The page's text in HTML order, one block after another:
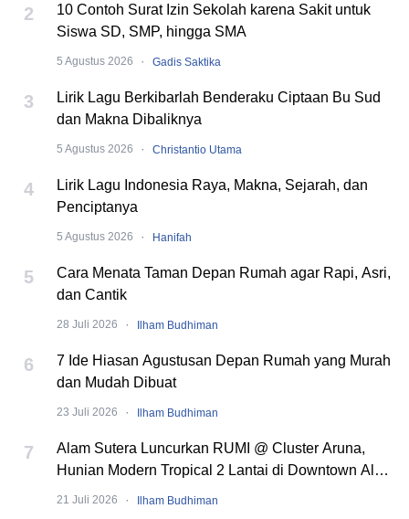
2
10 Contoh Surat Izin Sekolah karena Sakit untuk
Siswa SD, SMP, hingga SMA
5 Agustus 2026 · Gadis Saktika
3
Lirik Lagu Berkibarlah Benderaku Ciptaan Bu Sud
dan Makna Dibaliknya
5 Agustus 2026 · Christantio Utama
4
Lirik Lagu Indonesia Raya, Makna, Sejarah, dan
Penciptanya
5 Agustus 2026 · Hanifah
5
Cara Menata Taman Depan Rumah agar Rapi, Asri,
dan Cantik
28 Juli 2026 · Ilham Budhiman
6
7 Ide Hiasan Agustusan Depan Rumah yang Murah
dan Mudah Dibuat
23 Juli 2026 · Ilham Budhiman
7
Alam Sutera Luncurkan RUMI @ Cluster Aruna,
Hunian Modern Tropical 2 Lantai di Downtown Alam
Sutera
21 Juli 2026 · Ilham Budhiman